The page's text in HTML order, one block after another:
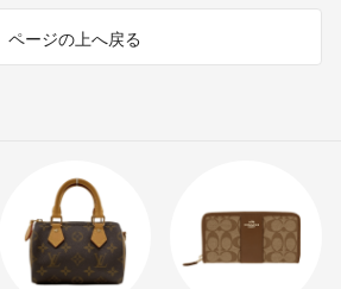
ページの上へ戻る